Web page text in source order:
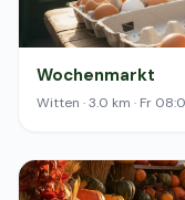
Wochenmarkt
Witten · 3.0 km · Fr